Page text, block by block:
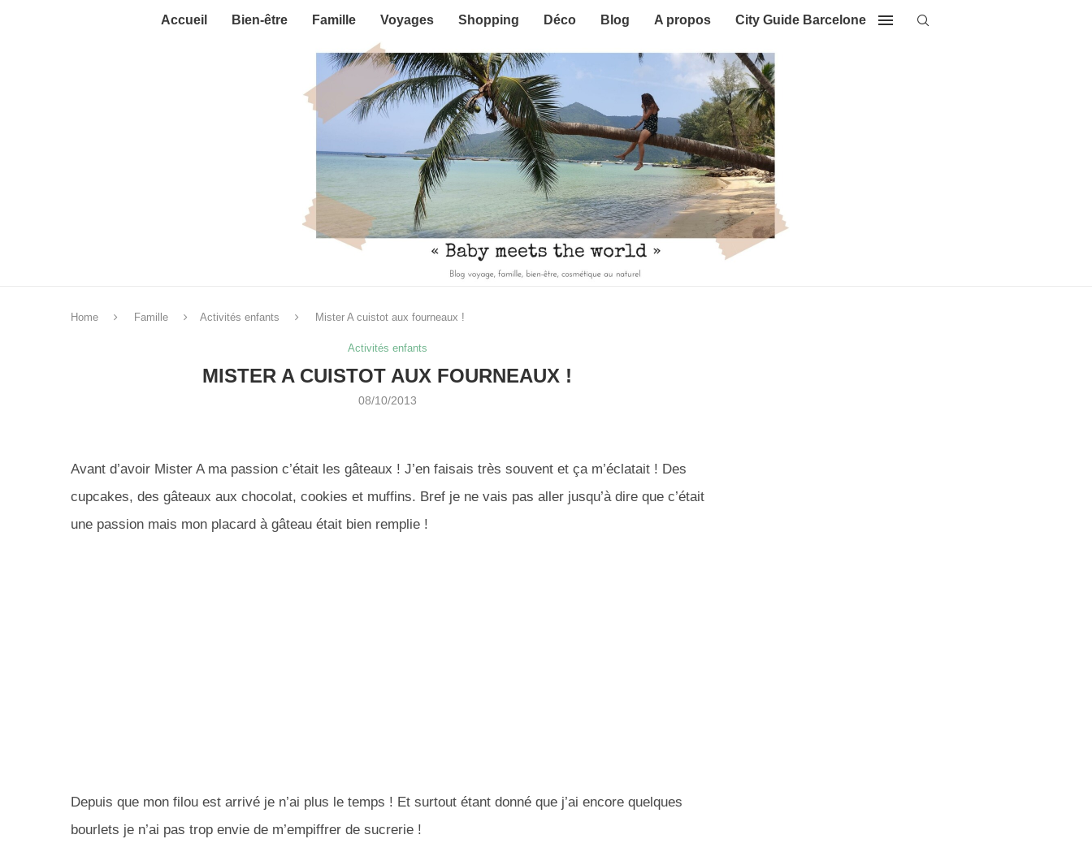
Accueil Bien-être Famille Voyages Shopping Déco Blog A propos City Guide Barcelone
Home Famille Activités enfants Mister A cuistot aux fourneaux !
Activités enfants
MISTER A CUISTOT AUX FOURNEAUX !
08/10/2013
Avant d’avoir Mister A ma passion c’était les gâteaux ! J’en faisais très souvent et ça m’éclatait ! Des
cupcakes, des gâteaux aux chocolat, cookies et muffins. Bref je ne vais pas aller jusqu’à dire que c’était
une passion mais mon placard à gâteau était bien remplie !
Depuis que mon filou est arrivé je n’ai plus le temps ! Et surtout étant donné que j’ai encore quelques
bourlets je n’ai pas trop envie de m’empiffrer de sucrerie !